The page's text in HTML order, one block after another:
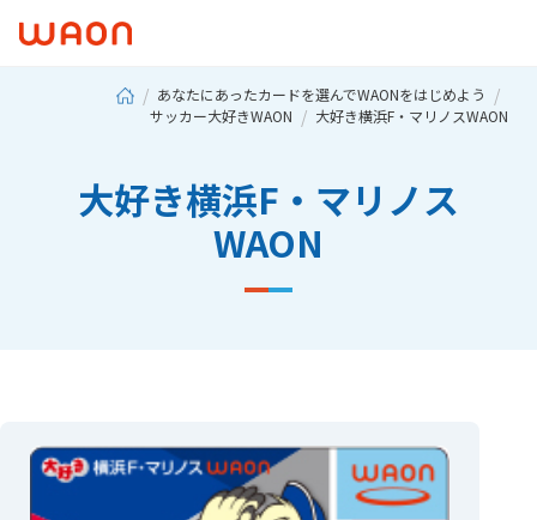
あなたにあったカードを選んでWAONをはじめよう
サッカー大好きWAON
大好き横浜F・マリノスWAON
大好き横浜F・マリノス
WAON